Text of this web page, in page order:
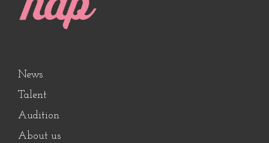
News
Talent
Audition
About us